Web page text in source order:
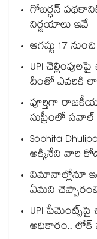
గోబర్ధన్
నిర్ణయాలు ఇవే
ఆగష్టు 17
UPI
దీంతో ఎవరికి
పూర్తిగా రాజకీయ
సుప్రీంలో
Sobhita
అక్కినేని వారి
విమానాల్లోనూ
ఏమని
UPI పేమెంట్స్⁪పై
అధికారం.. లోక్